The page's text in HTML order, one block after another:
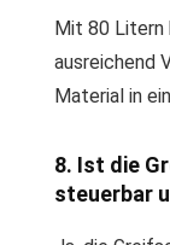
Mit 80 Litern
ausreichend
Material in
8. Ist die
steuerbar